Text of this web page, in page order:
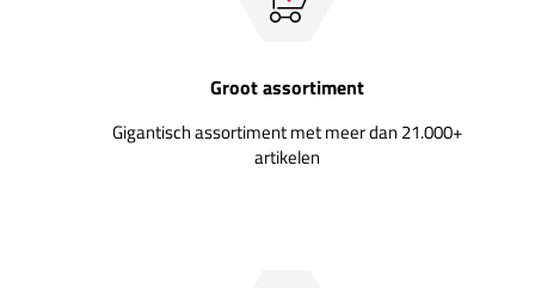
Groot assortiment
Gigantisch assortiment met meer dan 21.000+
artikelen